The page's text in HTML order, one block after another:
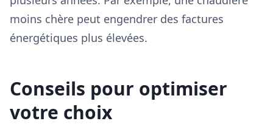
moins chère peut engendrer des factures
énergétiques plus élevées.
Conseils pour optimiser
votre choix